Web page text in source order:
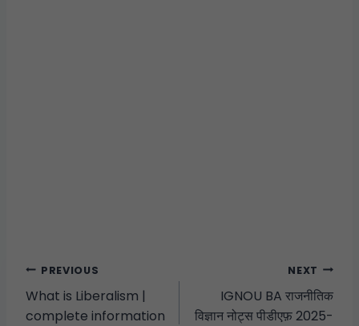
PREVIOUS
What is Liberalism |
complete information
NEXT
IGNOU BA राजनीतिक
विज्ञान नोट्स पीडीएफ़ 2025-